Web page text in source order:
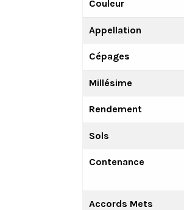
Couleur
Appellation
Cépages
Millésime
Rendement
Sols
Contenance
Accords Mets